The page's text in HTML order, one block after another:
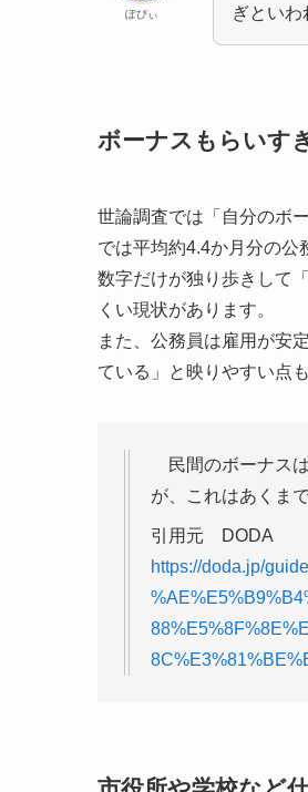
ぽぴぃ
ぎといわ
ボーナスもらいす
世論調査では「自分のボ
では平均約4.4か月分の公
数字だけが独り歩きして
くい現状があります。
また、公務員は雇用が安
ている」と映りやすい点
民間のボーナスは
が、これはあくま
引用元 DODA
https://doda.jp/